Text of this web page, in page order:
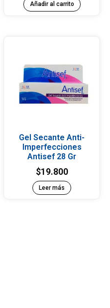
Añadir al carrito
Gel Secante Anti-
Imperfecciones
Antisef 28 Gr
$19.800
Leer más